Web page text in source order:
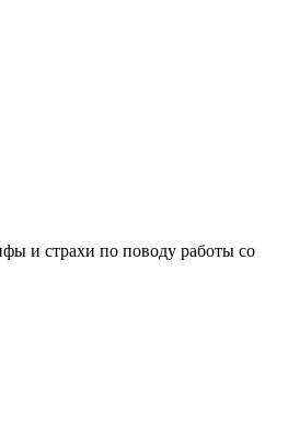
и страхи по поводу работы со